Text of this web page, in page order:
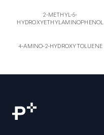
2-ME
HYDROXYETHYLAMINOPHENOL
2-METHYL-5-
HYDROXYETHYLAMINOPHENOL
4-AM
HYDROXYTOLUENE
4-AMINO-2-HYDROXYTOLUENE